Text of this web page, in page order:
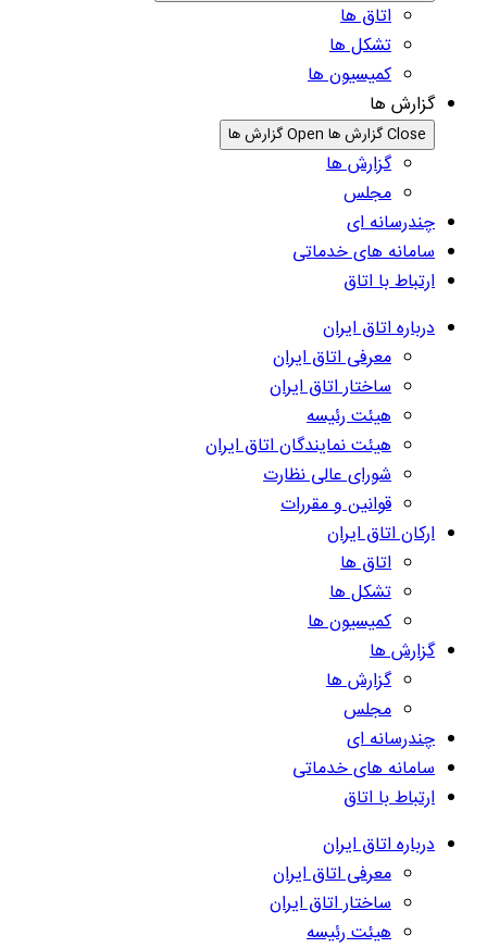
اتاق ها
تشکل ها
کمیسیون ها
گزارش ها
Close گزارش ها Open گزارش ها
گزارش ها
مجلس
چندرسانه ای
سامانه های خدماتی
ارتباط با اتاق
درباره اتاق ایران
معرفی اتاق ایران
ساختار اتاق ایران
هیئت رئیسه
هیئت نمایندگان اتاق ایران
شورای عالی نظارت
قوانین و مقررات
ارکان اتاق ایران
اتاق ها
تشکل ها
کمیسیون ها
گزارش ها
گزارش ها
مجلس
چندرسانه ای
سامانه های خدماتی
ارتباط با اتاق
درباره اتاق ایران
معرفی اتاق ایران
ساختار اتاق ایران
هیئت رئیسه